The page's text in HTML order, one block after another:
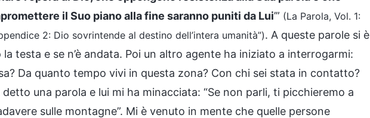
il Suo piano alla fine saranno puniti da Lui’” (La Parola, Vol. 1:
2: Dio sovrintende al destino dell’intera umanità”). A queste parole si è
testa e se n’è andata. Poi un altro agente ha iniziato a interrogarmi:
Da quanto tempo vivi in questa zona? Con chi sei stata in contatto?
una parola e lui mi ha minacciata: “Se non parli, ti picchieremo a
sulle montagne”. Mi è venuto in mente che quelle persone